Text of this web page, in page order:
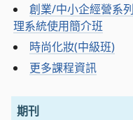
創業/中小企經營系
理系統使用簡介班
時尚化妝(中級班)
更多課程資訊
期刊